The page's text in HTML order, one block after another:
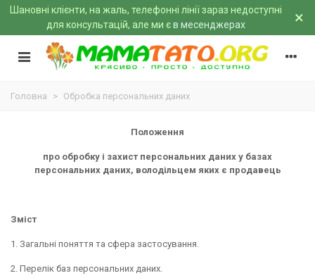
Шановні клієнти, на жаль, телефонні лінії зараз недоступні
для консультацій, але ми єв месенджерах ×
Головна > Обробка персональних даних
Положення
про обробку і захист персональних даних у базах
персональних даних, володільцем яких є продавець
Зміст
1. Загальні поняття та сфера застосування.
2. Перелік баз персональних даних.